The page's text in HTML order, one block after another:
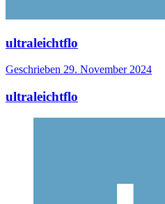
ultraleichtflo
Geschrieben 29. November 2024
ultraleichtflo